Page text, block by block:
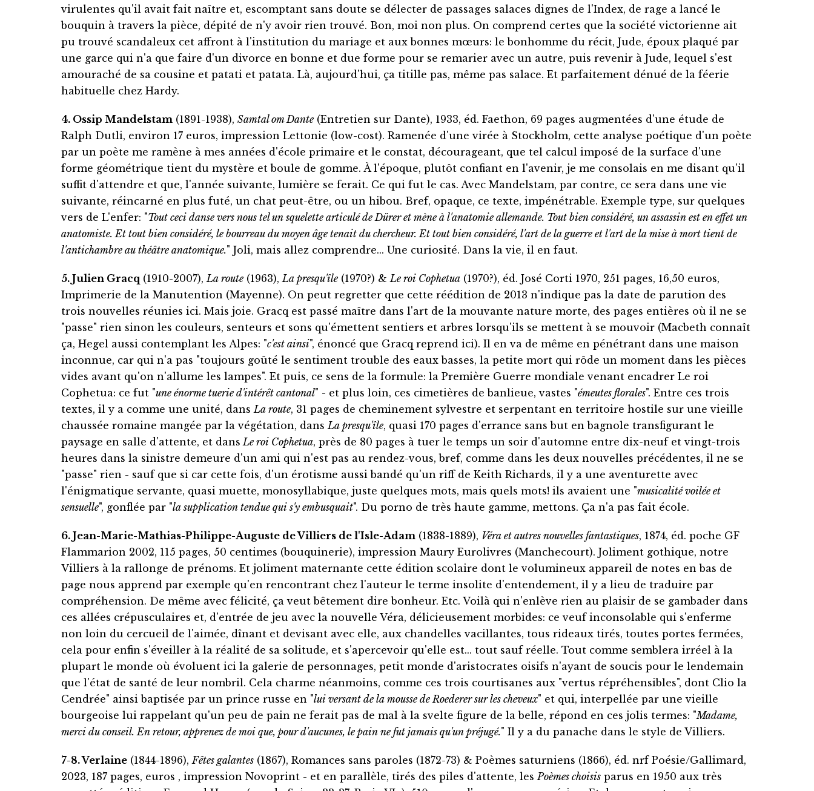
virulentes qu'il avait fait naître et, escomptant sans doute se délecter de passages salaces dignes de l'Index, de rage a lancé le
bouquin à travers la pièce, dépité de n'y avoir rien trouvé. Bon, moi non plus. On comprend certes que la société victorienne ait
pu trouvé scandaleux cet affront à l'institution du mariage et aux bonnes mœurs: le bonhomme du récit, Jude, époux plaqué par
une garce qui n'a que faire d'un divorce en bonne et due forme pour se remarier avec un autre, puis revenir à Jude, lequel s'est
amouraché de sa cousine et patati et patata. Là, aujourd'hui, ça titille pas, même pas salace. Et parfaitement dénué de la féerie
habituelle chez Hardy.
4. Ossip Mandelstam(1891-1938), Samtal om Dante(Entretien sur Dante), 1933, éd. Faethon, 69 pages augmentées d'une étude de
Ralph Dutli, environ 17 euros, impression Lettonie (low-cost). Ramenée d'une virée à Stockholm, cette analyse poétique d'un poète
par un poète me ramène à mes années d'école primaire et le constat, décourageant, que tel calcul imposé de la surface d'une
forme géométrique tient du mystère et boule de gomme. À l'époque, plutôt confiant en l'avenir, je me consolais en me disant qu'il
suffit d'attendre et que, l'année suivante, lumière se ferait. Ce qui fut le cas. Avec Mandelstam, par contre, ce sera dans une vie
suivante, réincarné en plus futé, un chat peut-être, ou un hibou. Bref, opaque, ce texte, impénétrable. Exemple type, sur quelques
vers de L'enfer: "Tout ceci danse vers nous tel un squelette articulé de Dürer et mène à l'anatomie allemande. Tout bien considéré, un assassin est en effet un
anatomiste. Et tout bien considéré, le bourreau du moyen âge tenait du chercheur. Et tout bien considéré, l'art de la guerre et l'art de la mise à mort tient de
l'antichambre au théâtre anatomique." Joli, mais allez comprendre... Une curiosité. Dans la vie, il en faut.
5. Julien Gracq (1910-2007),La route(1963),La presqu'île(1970?) &Le roi Cophetua(1970?), éd. José Corti 1970, 251 pages, 16,50 euros,
Imprimerie de la Manutention (Mayenne). On peut regretter que cette réédition de 2013 n'indique pas la date de parution des
trois nouvelles réunies ici. Mais joie. Gracq est passé maître dans l'art de la mouvante nature morte, des pages entières où il ne se
"passe" rien sinon les couleurs, senteurs et sons qu'émettent sentiers et arbres lorsqu'ils se mettent à se mouvoir (Macbeth connaît
ça, Hegel aussi contemplant les Alpes: "c'est ainsi", énoncé que Gracq reprend ici). Il en va de même en pénétrant dans une maison
inconnue, car qui n'a pas "toujours goûté le sentiment trouble des eaux basses, la petite mort qui rôde un moment dans les pièces
vides avant qu'on n'allume les lampes". Et puis, ce sens de la formule: la Première Guerre mondiale venant encadrer Le roi
Cophetua: ce fut "une énorme tuerie d'intérêt cantonal" - et plus loin, ces cimetières de banlieue, vastes "émeutes florales". Entre ces trois
textes, il y a comme une unité, dansLa route, 31 pages de cheminement sylvestre et serpentant en territoire hostile sur une vieille
chaussée romaine mangée par la végétation, dansLa presqu'île, quasi 170 pages d'errance sans but en bagnole transfigurant le
paysage en salle d'attente, et dans Le roi Cophetua, près de 80 pages à tuer le temps un soir d'automne entre dix-neuf et vingt-trois
heures dans la sinistre demeure d'un ami qui n'est pas au rendez-vous, bref, comme dans les deux nouvelles précédentes, il ne se
"passe" rien - sauf que si car cette fois, d'un érotisme aussi bandé qu'un riff de Keith Richards, il y a une aventurette avec
l'énigmatique servante, quasi muette, monosyllabique, juste quelques mots, mais quels mots! ils avaient une "musicalité voilée et
sensuelle", gonflée par "la supplication tendue qui s'y embusquait". Du porno de très haute gamme, mettons. Ça n'a pas fait école.
6. Jean-Marie-Mathias-Philippe-Auguste de Villiers de l'Isle-Adam(1838-1889), Véra et autres nouvelles fantastiques, 1874, éd. poche GF
Flammarion 2002, 115 pages, 50 centimes (bouquinerie), impression Maury Eurolivres (Manchecourt). Joliment gothique, notre
Villiers à la rallonge de prénoms. Et joliment maternante cette édition scolaire dont le volumineux appareil de notes en bas de
page nous apprend par exemple qu'en rencontrant chez l'auteur le terme insolite d'entendement, il y a lieu de traduire par
compréhension. De même avec félicité, ça veut bêtement dire bonheur. Etc. Voilà qui n'enlève rien au plaisir de se gambader dans
ces allées crépusculaires et, d'entrée de jeu avec la nouvelle Véra, délicieusement morbides: ce veuf inconsolable qui s'enferme
non loin du cercueil de l'aimée, dînant et devisant avec elle, aux chandelles vacillantes, tous rideaux tirés, toutes portes fermées,
cela pour enfin s'éveiller à la réalité de sa solitude, et s'apercevoir qu'elle est... tout sauf réelle. Tout comme semblera irréel à la
plupart le monde où évoluent ici la galerie de personnages, petit monde d'aristocrates oisifs n'ayant de soucis pour le lendemain
que l'état de santé de leur nombril. Cela charme néanmoins, comme ces trois courtisanes aux "vertus répréhensibles", dont Clio la
Cendrée" ainsi baptisée par un prince russe en "lui versant de la mousse de Roederer sur les cheveux" et qui, interpellée par une vieille
bourgeoise lui rappelant qu'un peu de pain ne ferait pas de mal à la svelte figure de la belle, répond en ces jolis termes: "Madame,
merci du conseil. En retour, apprenez de moi que, pour d'aucunes, le pain ne fut jamais qu'un préjugé." Il y a du panache dans le style de Villiers.
7-8. Verlaine(1844-1896),Fêtes galantes(1867), Romances sans paroles (1872-73) & Poèmes saturniens (1866), éd. nrf Poésie/Gallimard,
2023, 187 pages, euros , impression Novoprint - et en parallèle, tirés des piles d'attente, lesPoèmes choisisparus en 1950 aux très